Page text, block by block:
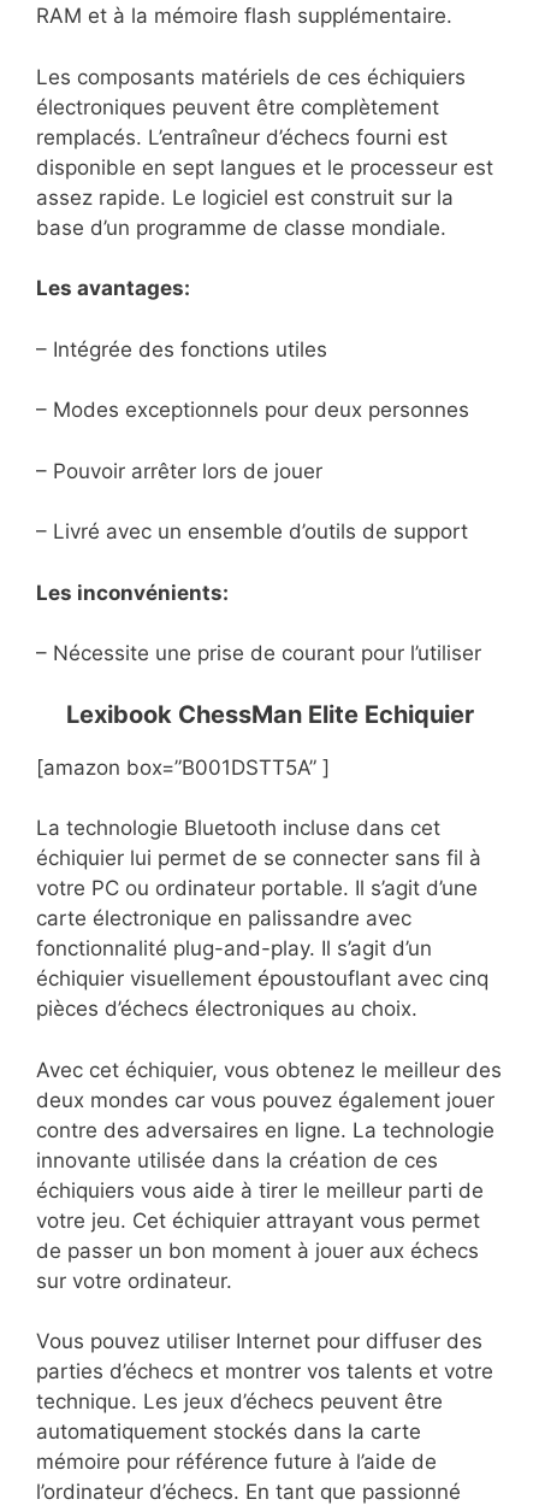
RAM et à la mémoire flash supplémentaire.
Les composants matériels de ces échiquiers
électroniques peuvent être complètement
remplacés. L’entraîneur d’échecs fourni est
disponible en sept langues et le processeur est
assez rapide. Le logiciel est construit sur la
base d’un programme de classe mondiale.
Les avantages:
– Intégrée des fonctions utiles
– Modes exceptionnels pour deux personnes
– Pouvoir arrêter lors de jouer
– Livré avec un ensemble d’outils de support
Les inconvénients:
– Nécessite une prise de courant pour l’utiliser
Lexibook ChessMan Elite Echiquier
[amazon box=”B001DSTT5A” ]
La technologie Bluetooth incluse dans cet
échiquier lui permet de se connecter sans fil à
votre PC ou ordinateur portable. Il s’agit d’une
carte électronique en palissandre avec
fonctionnalité plug-and-play. Il s’agit d’un
échiquier visuellement époustouflant avec cinq
pièces d’échecs électroniques au choix.
Avec cet échiquier, vous obtenez le meilleur des
deux mondes car vous pouvez également jouer
contre des adversaires en ligne. La technologie
innovante utilisée dans la création de ces
échiquiers vous aide à tirer le meilleur parti de
votre jeu. Cet échiquier attrayant vous permet
de passer un bon moment à jouer aux échecs
sur votre ordinateur.
Vous pouvez utiliser Internet pour diffuser des
parties d’échecs et montrer vos talents et votre
technique. Les jeux d’échecs peuvent être
automatiquement stockés dans la carte
mémoire pour référence future à l’aide de
l’ordinateur d’échecs. En tant que passionné